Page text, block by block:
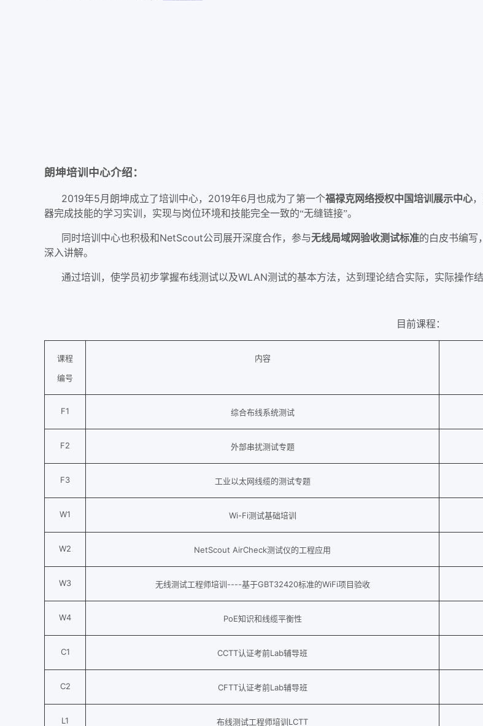
朗坤培训中心介绍：
2019年5月朗坤成立了培训中心，2019年6月也成为了第一个福禄克网络授权中国培训展示中心
器完成技能的学习实训，实现与岗位环境和技能完全一致的“无缝链接”。
同时培训中心也积极和NetScout公司展开深度合作，参与无线局域网验收测试标准的白皮书编写
深入讲解。
通过培训，使学员初步掌握布线测试以及WLAN测试的基本方法，达到理论结合实际，实际操作
目前课程：
课程
编号
内容
F1 综合布线系统测试
F2 外部串扰测试专题
F3 工业以太网线缆的测试专题
W1 Wi-Fi测试基础培训
W2 NetScout AirCheck测试仪的工程应用
W3 无线测试工程师培训----基于GBT32420标准的WiFi项目验收
W4 PoE知识和线缆平衡性
C1 CCTT认证考前Lab辅导班
C2 CFTT认证考前Lab辅导班
L1 布线测试工程师培训LCTT